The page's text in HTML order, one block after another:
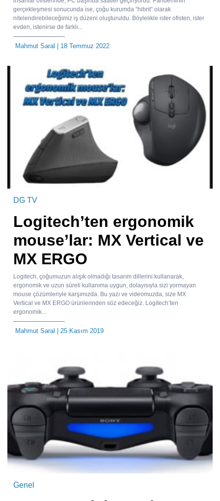
gerçekleşmesi sonucunda ise, çoğu kurumda “hibrit” olarak
nitelendirebileceğimiz iş düzeni oluşturuldu. Böylelikle ister ofisten, ister
evden, istenirse de farklı...
Mahmut Saral | 18 Temmuz 2022
DG TV
Logitech’ten ergonomik
mouse’lar: MX Vertical ve
MX ERGO
Logitech, çoğumuzun alışık olmadığı tasarım dillerini kullanarak,
ergonomik ve uzun süreli kullanıma uygun, dolayısıyla sizi yormayan
mouse çözümleriyle karşımızda. Bu yazı ve videomuzda, size MX
Vertical ve MX ERGO ürünlerinden söz edeceğiz. Logitech’ten
ergonomik...
Mahmut Saral | 25 Kasım 2019
Genel